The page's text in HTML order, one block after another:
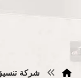
شركة